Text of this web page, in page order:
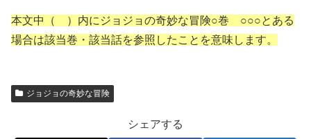
本文中（ ）内にジョジョの奇妙な冒険○巻 ○○○とある
場合は該当巻・該当話を参照したことを意味します。
ジョジョの奇妙な冒険
シェアする